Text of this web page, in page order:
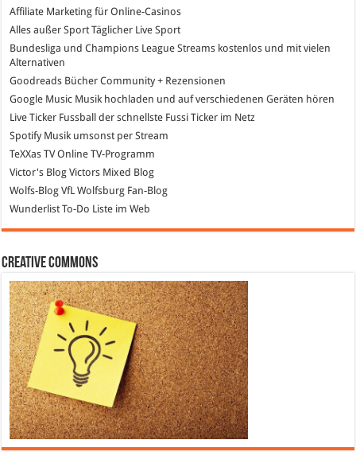
Affiliate Marketing für Online-Casinos
Alles außer Sport Täglicher Live Sport
Bundesliga und Champions League Streams kostenlos und mit vielen
Alternativen
Goodreads Bücher Community + Rezensionen
Google Music Musik hochladen und auf verschiedenen Geräten hören
Live Ticker Fussball der schnellste Fussi Ticker im Netz
SpotifyMusik umsonst per Stream
TeXXas TVOnline TV-Programm
Victor's Blog Victors Mixed Blog
Wolfs-Blog VfL Wolfsburg Fan-Blog
Wunderlist To-Do Liste im Web
Creative Commons